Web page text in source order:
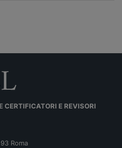
E REVISORI
Roma